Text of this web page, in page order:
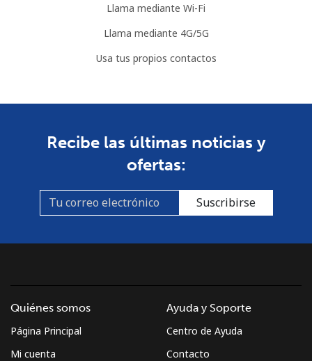
Llama mediante Wi-Fi
Llama mediante 4G/5G
Usa tus propios contactos
Recibe las últimas noticias y
ofertas:
Suscribirse
Quiénes somos
Página Principal
Mi cuenta
Ayuda y Soporte
Centro de Ayuda
Contacto